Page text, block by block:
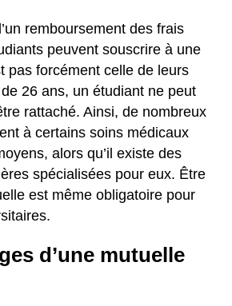
remboursement des frais
peuvent souscrire à une
pas forcément celle de leurs
26 ans, un étudiant ne peut
rattaché. Ainsi, de nombreux
à certains soins médicaux
alors qu’il existe des
spécialisées pour eux. Être
est même obligatoire pour
d’une mutuelle